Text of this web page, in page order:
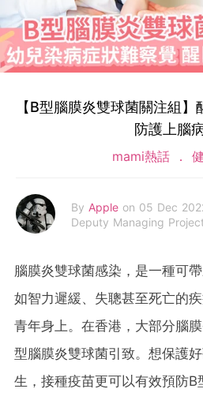
【B型腦膜炎雙球菌關注組
防護上腦
mami熱話
By Apple on 05 Dec
Deputy Managing
腦膜炎雙球菌感染，是一種可
如智力遲緩、失聰甚至死亡的
青年身上。在香港，大部分腦
型腦膜炎雙球菌引致。想保護
生，接種疫苗更可以有效預防B